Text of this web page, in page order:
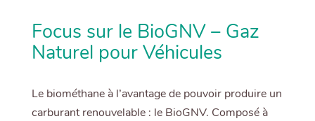
Focus sur le BioGNV – Gaz
Naturel pour Véhicules
Le biométhane à l’avantage de pouvoir produire un
carburant renouvelable : le BioGNV. Composé à